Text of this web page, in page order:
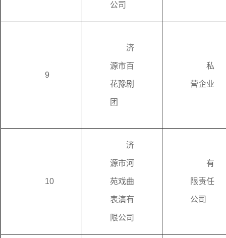
公司
9
济
源市百
花豫剧
团
私
营企业
10
济
源市河
苑戏曲
表演有
限公司
有
限责任
公司